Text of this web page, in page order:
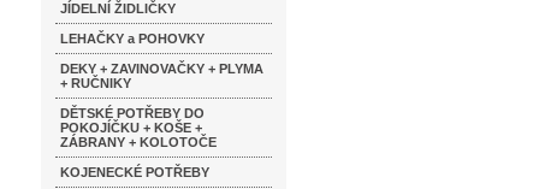
JÍDELNÍ ŽIDLIČKY
LEHAČKY a POHOVKY
DEKY + ZAVINOVAČKY + PLYMA
+ RUČNIKY
DĚTSKÉ POTŘEBY DO
POKOJÍČKU + KOŠE +
ZÁBRANY + KOLOTOČE
KOJENECKÉ POTŘEBY